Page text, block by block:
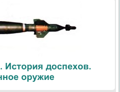
История доспехов.
оружие